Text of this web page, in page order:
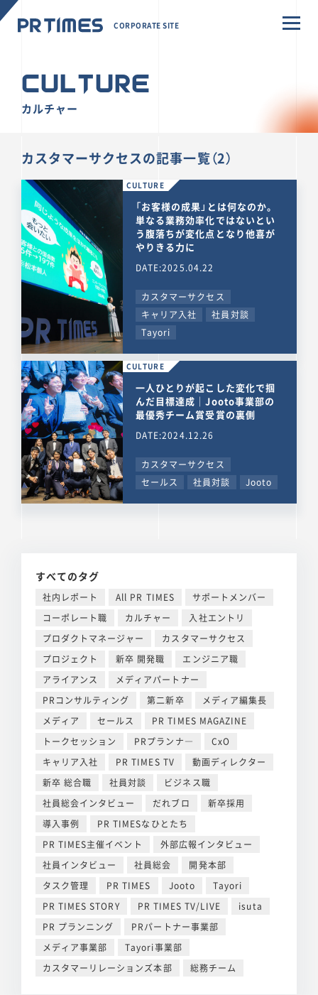
CORPORATE SITE
CULTURE
カルチャー
カスタマーサクセスの記事一覧（2）
CULTURE
「お客様の成果」とは何なのか。
単なる業務効率化ではないとい
う腹落ちが変化点となり他喜が
やりきる力に
DATE:2025.04.22
カスタマーサクセス
キャリア入社
社員対談
Tayori
CULTURE
一人ひとりが起こした変化で掴
んだ目標達成｜Jooto事業部の
最優秀チーム賞受賞の裏側
DATE:2024.12.26
カスタマーサクセス
セールス
社員対談 Jooto
すべてのタグ
社内レポート All PR TIMES
サポートメンバー
コーポレート職
カルチャー
入社エントリ
プロダクトマネージャー
カスタマーサクセス
プロジェクト
新卒 開発職
エンジニア職
アライアンス
メディアパートナー
PRコンサルティング
第二新卒
メディア編集長
メディア
セールス
PR TIMES MAGAZINE
トークセッション
PRプランナ―
CxO
キャリア入社
PR TIMES TV
動画ディレクター
新卒 総合職
社員対談
ビジネス職
社員総会インタビュー
だれブロ
新卒採用
導入事例
PR TIMESなひとたち
PR TIMES主催イベント
外部広報インタビュー
社員インタビュー
社員総会
開発本部
タスク管理
PR TIMES Jooto
Tayori
PR TIMES STORY
PR TIMES TV/LIVE
isuta
PR プランニング
PRパートナー事業部
メディア事業部
Tayori事業部
カスタマーリレーションズ本部
総務チーム